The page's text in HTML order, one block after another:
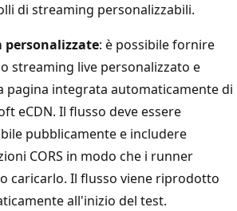
di streaming personalizzabili.
personalizzate: è possibile fornire
streaming live personalizzato e
pagina integrata automaticamente di
eCDN. Il flusso deve essere
pubblicamente e includere
CORS in modo che i runner
caricarlo. Il flusso viene riprodotto
all'inizio del test.